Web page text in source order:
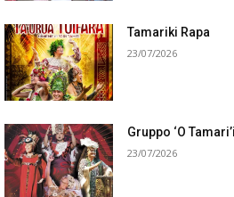
Tamariki Rapa
23/07/2026
Gruppo ‘O
23/07/2026